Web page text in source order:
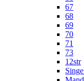
67
68
69
70
71
73
12str